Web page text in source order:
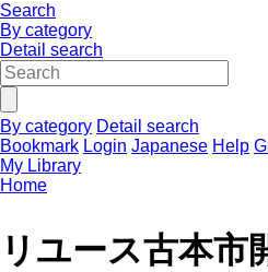
Search
By category
Detail search
By category Detail search
Bookmark Login Japanese Help
My Library
Home
リユース古本市